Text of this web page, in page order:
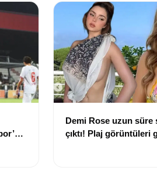
Demi Rose uzun süre
çıktı! Plaj görüntüleri